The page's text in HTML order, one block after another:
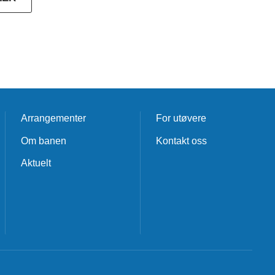
Arrangementer
Om banen
Aktuelt
For utøvere
Kontakt oss